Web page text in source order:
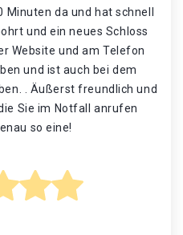
da und hat schnell
und ein neues Schloss
Website und am Telefon
und ist auch bei dem
. Äußerst freundlich und
Sie im Notfall anrufen
so eine!